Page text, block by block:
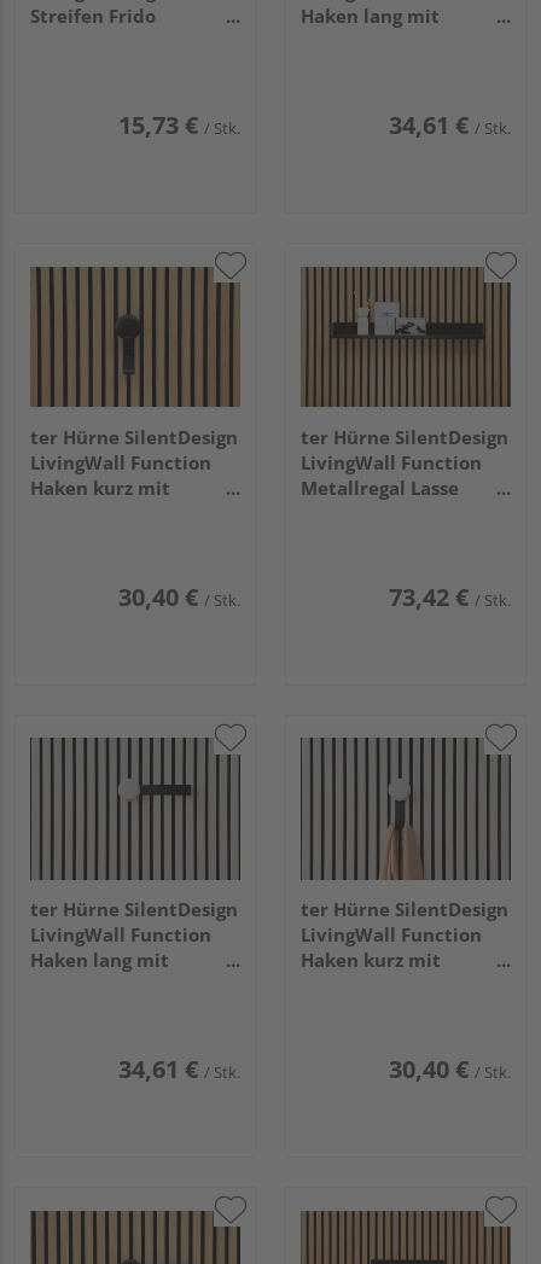
Streifen Frido
15,73 € / Stk.
Haken lang mit
34,61 € / Stk.
ter Hürne SilentDesign
LivingWall Function
Haken kurz mit
30,40 € / Stk.
ter Hürne SilentDesign
LivingWall Function
Metallregal Lasse
73,42 € / Stk.
ter Hürne SilentDesign
LivingWall Function
Haken lang mit
34,61 € / Stk.
ter Hürne SilentDesign
LivingWall Function
Haken kurz mit
30,40 € / Stk.